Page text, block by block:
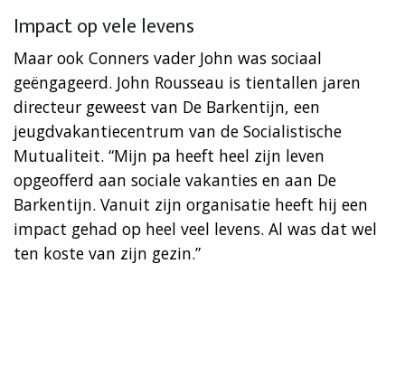
Impact op vele levens
Maar ook Conners vader John was sociaal
geëngageerd. John Rousseau is tientallen jaren
directeur geweest van De Barkentijn, een
jeugdvakantiecentrum van de Socialistische
Mutualiteit. “Mijn pa heeft heel zijn leven
opgeofferd aan sociale vakanties en aan De
Barkentijn. Vanuit zijn organisatie heeft hij een
impact gehad op heel veel levens. Al was dat wel
ten koste van zijn gezin.”